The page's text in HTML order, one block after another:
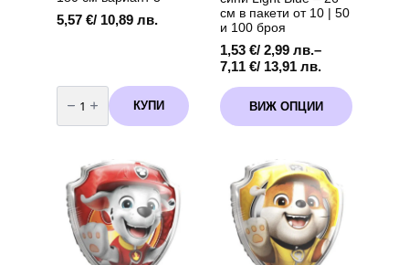
5,57 €/ 10,89 лв.
количество
за
Парти
покривка
180
см
вариант
КУПИ
см в пакети от 10 | 50
и 100 броя
1,53 €/ 2,99 лв.–
7,11 €/ 13,91 лв.
Price
1,53 €
/
2,99 лв.
7,11 €
13,91 лв.
ВИЖ ОПЦИИ
This
product
has
variants.
options
may
chosen